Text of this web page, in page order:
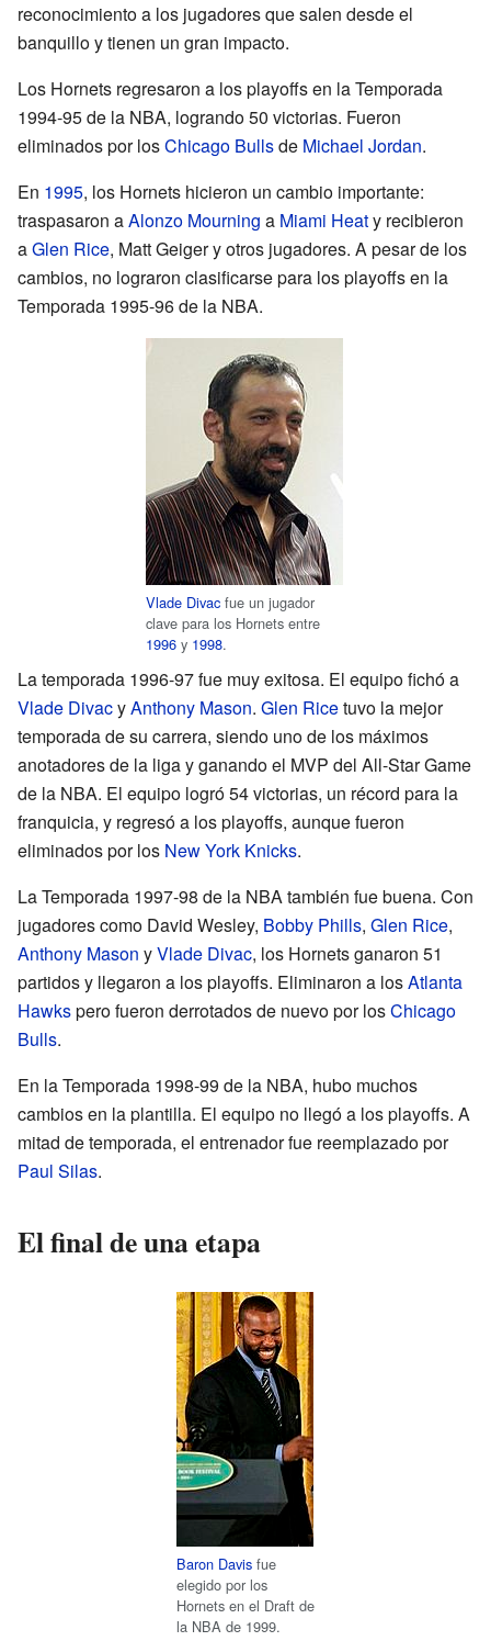
reconocimiento a los jugadores que salen desde el
banquillo y tienen un gran impacto.
Los Hornets regresaron a los playoffs en la Temporada
1994-95 de la NBA, logrando 50 victorias. Fueron
eliminados por losChicago Bullsde Michael Jordan.
En 1995, los Hornets hicieron un cambio importante:
traspasaron aAlonzo Mourning a Miami Heaty recibieron
aGlen Rice, Matt Geiger y otros jugadores. A pesar de los
cambios, no lograron clasificarse para los playoffs en la
Temporada 1995-96 de la NBA.
Vlade Divac fue un jugador
clave para los Hornets entre
1996 y 1998.
La temporada 1996-97 fue muy exitosa. El equipo fichó a
Vlade DivacyAnthony Mason. Glen Ricetuvo la mejor
temporada de su carrera, siendo uno de los máximos
anotadores de la liga y ganando el MVP del All-Star Game
de la NBA. El equipo logró 54 victorias, un récord para la
franquicia, y regresó a los playoffs, aunque fueron
eliminados por los New York Knicks.
La Temporada 1997-98 de la NBA también fue buena. Con
jugadores como David Wesley, Bobby Phills, Glen Rice,
Anthony Mason yVlade Divac, los Hornets ganaron 51
partidos y llegaron a los playoffs. Eliminaron a losAtlanta
Hawkspero fueron derrotados de nuevo por losChicago
Bulls.
En la Temporada 1998-99 de la NBA, hubo muchos
cambios en la plantilla. El equipo no llegó a los playoffs. A
mitad de temporada, el entrenador fue reemplazado por
Paul Silas.
El final de una etapa
Baron Davisfue
elegido por los
Hornets en el Draft de
la NBA de 1999.